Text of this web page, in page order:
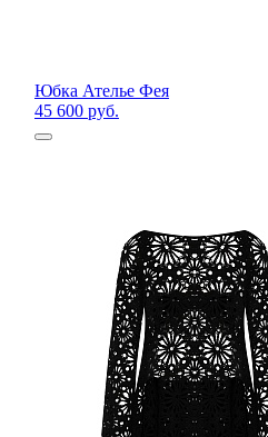
Юбка Ателье Фея
45 600 руб.